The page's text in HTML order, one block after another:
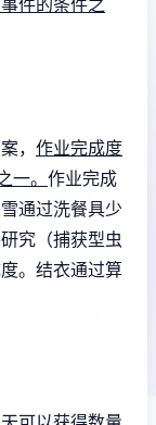
， 作业完成度
。 作业完成
通过洗餐具少
究（捕获型虫
。 结衣通过算